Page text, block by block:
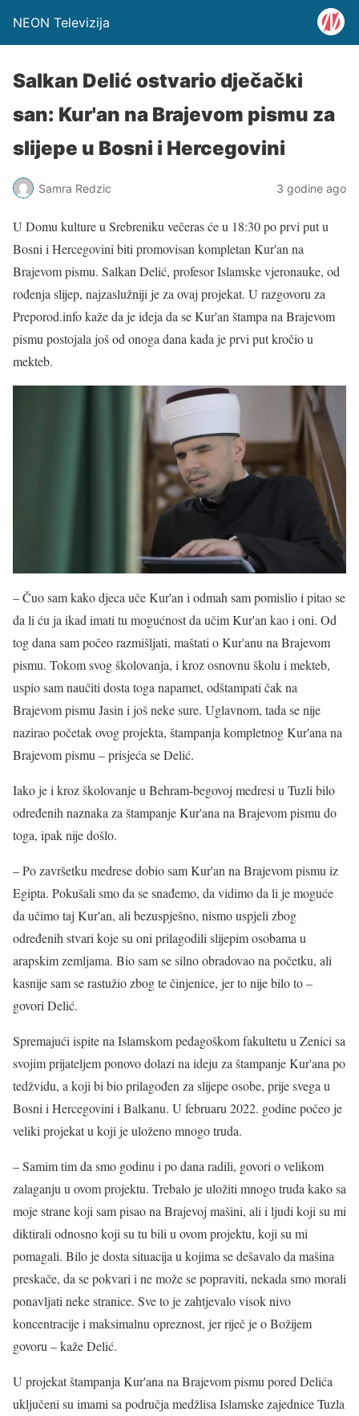
NEON Televizija
Salkan Delić ostvario dječački
san: Kur'an na Brajevom pismu za
slijepe u Bosni i Hercegovini
Samra Redzic 3 godine ago
U Domu kulture u Srebreniku večeras će u 18:30 po prvi put u
Bosni i Hercegovini biti promovisan kompletan Kur'an na
Brajevom pismu. Salkan Delić, profesor Islamske vjeronauke, od
rođenja slijep, najzaslužniji je za ovaj projekat. U razgovoru za
Preporod.info kaže da je ideja da se Kur'an štampa na Brajevom
pismu postojala još od onoga dana kada je prvi put kročio u
mekteb.
– Čuo sam kako djeca uče Kur'an i odmah sam pomislio i pitao se
da li ću ja ikad imati tu mogućnost da učim Kur'an kao i oni. Od
tog dana sam počeo razmišljati, maštati o Kur'anu na Brajevom
pismu. Tokom svog školovanja, i kroz osnovnu školu i mekteb,
uspio sam naučiti dosta toga napamet, odštampati čak na
Brajevom pismu Jasin i još neke sure. Uglavnom, tada se nije
nazirao početak ovog projekta, štampanja kompletnog Kur'ana na
Brajevom pismu – prisjeća se Delić.
Iako je i kroz školovanje u Behram-begovoj medresi u Tuzli bilo
određenih naznaka za štampanje Kur'ana na Brajevom pismu do
toga, ipak nije došlo.
– Po završetku medrese dobio sam Kur'an na Brajevom pismu iz
Egipta. Pokušali smo da se snađemo, da vidimo da li je moguće
da učimo taj Kur'an, ali bezuspješno, nismo uspjeli zbog
određenih stvari koje su oni prilagodili slijepim osobama u
arapskim zemljama. Bio sam se silno obradovao na početku, ali
kasnije sam se rastužio zbog te činjenice, jer to nije bilo to –
govori Delić.
Spremajući ispite na Islamskom pedagoškom fakultetu u Zenici sa
svojim prijateljem ponovo dolazi na ideju za štampanje Kur'ana po
tedžvidu, a koji bi bio prilagođen za slijepe osobe, prije svega u
Bosni i Hercegovini i Balkanu. U februaru 2022. godine počeo je
veliki projekat u koji je uloženo mnogo truda.
– Samim tim da smo godinu i po dana radili, govori o velikom
zalaganju u ovom projektu. Trebalo je uložiti mnogo truda kako sa
moje strane koji sam pisao na Brajevoj mašini, ali i ljudi koji su mi
diktirali odnosno koji su tu bili u ovom projektu, koji su mi
pomagali. Bilo je dosta situacija u kojima se dešavalo da mašina
preskače, da se pokvari i ne može se popraviti, nekada smo morali
ponavljati neke stranice. Sve to je zahtjevalo visok nivo
koncentracije i maksimalnu opreznost, jer riječ je o Božijem
govoru – kaže Delić.
U projekat štampanja Kur'ana na Brajevom pismu pored Delića
uključeni su imami sa područja medžlisa Islamske zajednice Tuzla